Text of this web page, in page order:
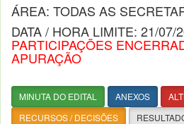
ÁREA: TODAS AS
DATA / HORA LIMITE: 21/07/
PARTICIPAÇÕES
APURAÇÃO
MINUTA DO EDITAL ANEXOS
RECURSOS / DECISÕES